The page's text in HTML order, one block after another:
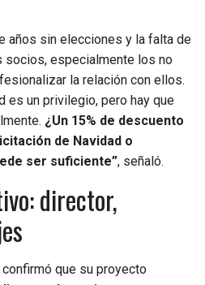
años sin elecciones y la falta de
socios, especialmente los no
la relación con ellos.
es un privilegio, pero hay que
¿Un 15% de descuento
de Navidad o
ser suficiente”, señaló.
director,
que su proyecto